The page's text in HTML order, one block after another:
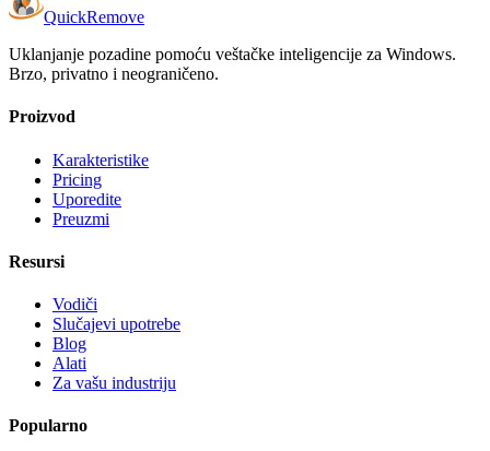
QuickRemove
Uklanjanje pozadine pomoću veštačke inteligencije za Windows.
Brzo, privatno i neograničeno.
Proizvod
Karakteristike
Pricing
Uporedite
Preuzmi
Resursi
Vodiči
Slučajevi upotrebe
Blog
Alati
Za vašu industriju
Popularno